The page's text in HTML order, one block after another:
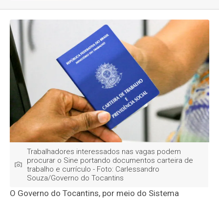
Trabalhadores interessados nas vagas podem
procurar o Sine portando documentos carteira de
trabalho e currículo - Foto: Carlessandro
Souza/Governo do Tocantins
O Governo do Tocantins, por meio do Sistema